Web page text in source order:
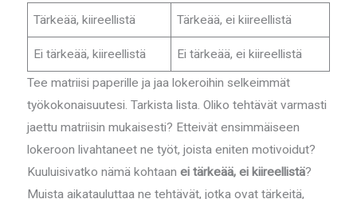
Tärkeää, kiireellistä Tärkeää, ei kiireellistä
Ei tärkeää, kiireellistä
Ei tärkeää, ei kiireellistä
Tee matriisi paperille ja jaa lokeroihin selkeimmät
työkokonaisuutesi. Tarkista lista. Oliko tehtävät varmasti
jaettu matriisin mukaisesti? Etteivät ensimmäiseen
lokeroon livahtaneet ne työt, joista eniten motivoidut?
Kuuluisivatko nämä kohtaan ei tärkeää, ei kiireellistä?
Muista aikatauluttaa ne tehtävät, jotka ovat tärkeitä,